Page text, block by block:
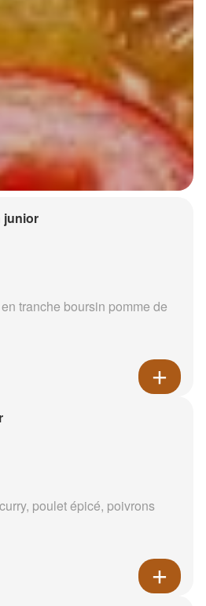
junior
tranche boursin pomme de
poulet épicé, poivrons